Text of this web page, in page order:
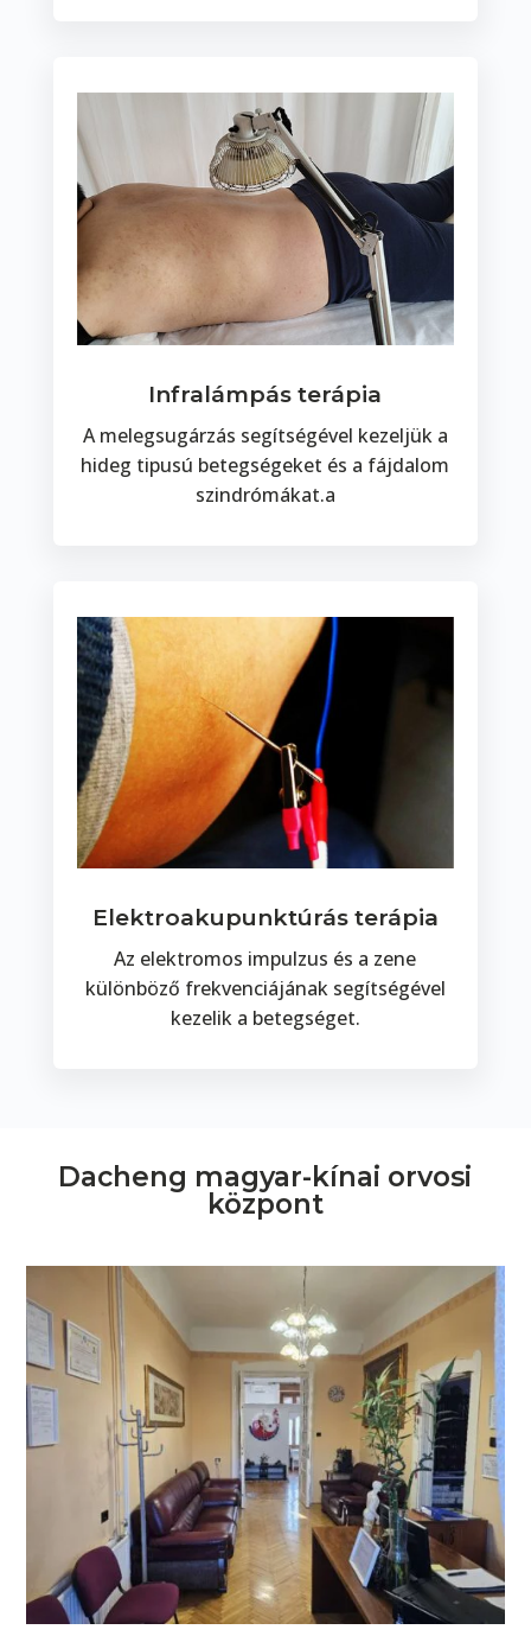
Infralámpás terápia
A melegsugárzás segítségével kezeljük a
hideg tipusú betegségeket és a fájdalom
szindrómákat.a
Elektroakupunktúrás terápia
Az elektromos impulzus és a zene
különböző frekvenciájának segítségével
kezelik a betegséget.
Dacheng magyar-kínai orvosi
központ